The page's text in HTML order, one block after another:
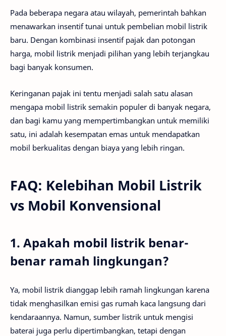
Pada beberapa negara atau wilayah, pemerintah bahkan
menawarkan insentif tunai untuk pembelian mobil listrik
baru. Dengan kombinasi insentif pajak dan potongan
harga, mobil listrik menjadi pilihan yang lebih terjangkau
bagi banyak konsumen.
Keringanan pajak ini tentu menjadi salah satu alasan
mengapa mobil listrik semakin populer di banyak negara,
dan bagi kamu yang mempertimbangkan untuk memiliki
satu, ini adalah kesempatan emas untuk mendapatkan
mobil berkualitas dengan biaya yang lebih ringan.
FAQ: Kelebihan Mobil Listrik
vs Mobil Konvensional
1. Apakah mobil listrik benar-
benar ramah lingkungan?
Ya, mobil listrik dianggap lebih ramah lingkungan karena
tidak menghasilkan emisi gas rumah kaca langsung dari
kendaraannya. Namun, sumber listrik untuk mengisi
baterai juga perlu dipertimbangkan, tetapi dengan